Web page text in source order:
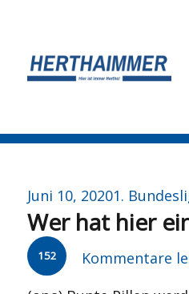
Veröffentlicht
am
Juni 10, 2020Kategorien
1.
Wer hat hier
152
Kommentare